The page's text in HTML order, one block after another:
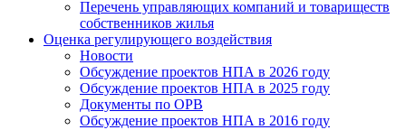
Перечень управляющих компаний и товариществ
собственников жилья
Оценка регулирующего воздействия
Новости
Обсуждение проектов НПА в 2026 году
Обсуждение проектов НПА в 2025 году
Документы по ОРВ
Обсуждение проектов НПА в 2016 году